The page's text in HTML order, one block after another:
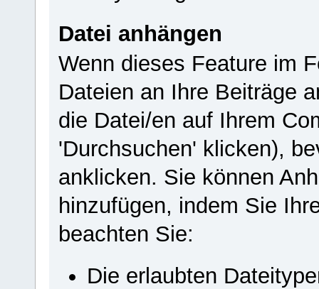
Datei anhängen
Wenn dieses Feature im
Dateien an Ihre Beiträge
die Datei/en auf Ihrem
'Durchsuchen' klicken),
anklicken. Sie können
hinzufügen, indem Sie
beachten Sie:
Die erlaubten